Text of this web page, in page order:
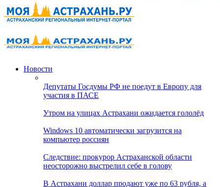
Новости
Депутаты Госдумы РФ не поедут в Европу для
участия в ПАСЕ
Утром на улицах Астрахани ожидается гололёд
Windows 10 автоматически загрузится на
компьютер россиян
Следствие: прокурор Астраханской области
неосторожно выстрелил себе в голову
В Астрахани доллар продают уже по 63 рубля, а